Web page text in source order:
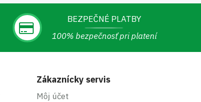
BEZPEČNÉ PLATBY
100% bezpečnosť pri platení
Zákaznícky servis
Môj účet